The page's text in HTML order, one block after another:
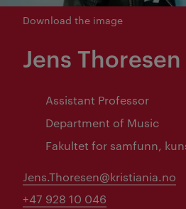
Download the image
Jens Thoresen
Assistant Professor
Department of Music
Fakultet for samfunn,
Jens.Thoresen@kristiania.no
+47 928 10 046